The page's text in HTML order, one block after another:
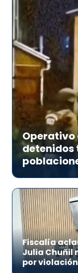
Operativo
detenidos
Fiscalía
Julia Chuñil
por